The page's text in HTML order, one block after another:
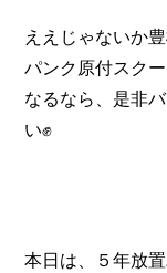
ええじゃないか
パンク原付スク
なるなら、是非
い✊
本日は、５年放